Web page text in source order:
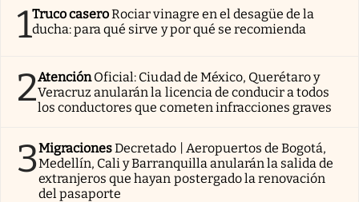
1Truco caseroRociar vinagre en el desagüe de la
ducha: para qué sirve y por qué se recomienda
2AtenciónOficial: Ciudad de México, Querétaro y
Veracruz anularán la licencia de conducir a todos
los conductores que cometen infracciones graves
3MigracionesDecretado | Aeropuertos de Bogotá,
Medellín, Cali y Barranquilla anularán la salida de
extranjeros que hayan postergado la renovación
del pasaporte